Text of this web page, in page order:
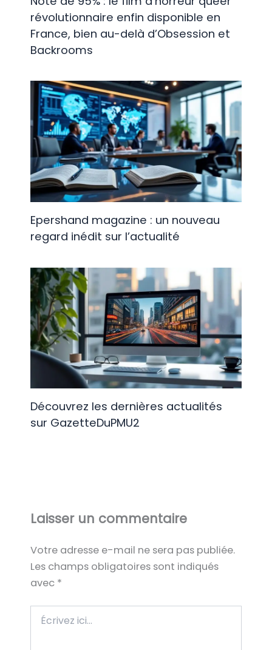
révolutionnaire enfin disponible en
France, bien au-delà d’Obsession et
Backrooms
Epershand magazine : un nouveau
regard inédit sur l’actualité
Découvrez les dernières actualités
sur GazetteDuPMU2
Laisser un commentaire
Votre adresse e-mail ne sera pas publiée.
Les champs obligatoires sont indiqués
avec *
ici…